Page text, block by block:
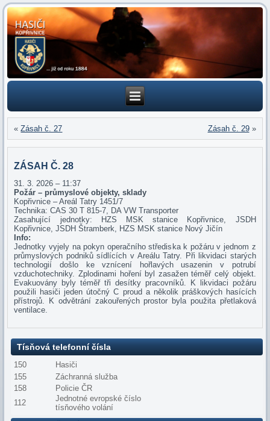
«Zásah č. 27 Zásah č. 29»
ZÁSAH Č. 28
31. 3. 2026 – 11:37
Požár – průmyslové objekty, sklady
Kopřivnice – Areál Tatry 1451/7
Technika: CAS 30 T 815-7, DA VW Transporter
Zasahující jednotky: HZS MSK stanice Kopřivnice, JSDH
Kopřivnice, JSDH Štramberk, HZS MSK stanice Nový Jičín
Info:
Jednotky vyjely na pokyn operačního střediska k požáru v jednom z
průmyslových podniků sídlících v Areálu Tatry. Při likvidaci starých
technologií došlo ke vznícení hořlavých usazenin v potrubí
vzduchotechniky. Zplodinami hoření byl zasažen téměř celý objekt.
Evakuovány byly téměř tři desítky pracovníků. K likvidaci požáru
použili hasiči jeden útočný C proud a několik práškových hasících
přístrojů. K odvětrání zakouřených prostor byla použita přetlaková
ventilace.
Tísňová telefonní čísla
150
Hasiči
155
Záchranná služba
158
Policie ČR
112
Jednotné evropské číslo
tísňového volání